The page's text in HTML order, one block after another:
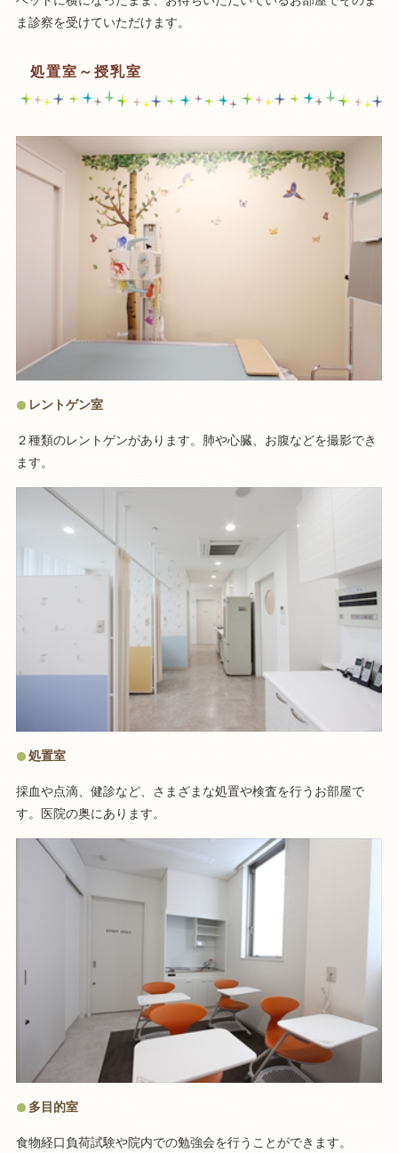
ま診察を受けていただけます。
処置室～授乳室
レントゲン室
２種類のレントゲンがあります。肺や心臓、お腹などを撮影でき
ます。
処置室
採血や点滴、健診など、さまざまな処置や検査を行うお部屋で
す。医院の奥にあります。
多目的室
食物経口負荷試験や院内での勉強会を行うことができます。